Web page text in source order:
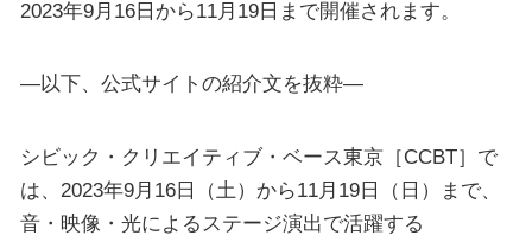
2023年9月16日から11月19日まで開催されます。
—以下、公式サイトの紹介文を抜粋—
シビック・クリエイティブ・ベース東京［CCBT］で
は、2023年9月16日（土）から11月19日（日）まで、
音・映像・光によるステージ演出で活躍する